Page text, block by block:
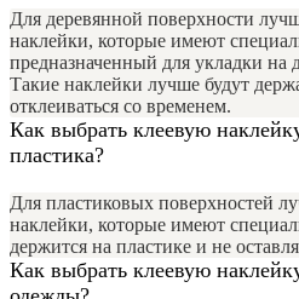
Для деревянной поверхности
наклейки, которые имеют
предназначенный для укладки на
Такие наклейки лучше будут
отклеиваться со временем.
Как выбрать клеевую
пластика?
Для пластиковых поверхностей
наклейки, которые имеют
держится на пластике и не
Как выбрать клеевую